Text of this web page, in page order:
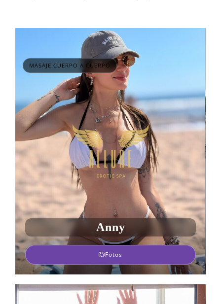
MASAJE CUERPO A CUERPO
Anny
Fotos